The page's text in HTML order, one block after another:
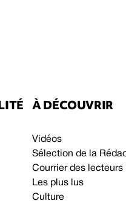
À DÉCOUVRIR
Vidéos
Sélection de la
Courrier des lecteurs
Les plus lus
Culture